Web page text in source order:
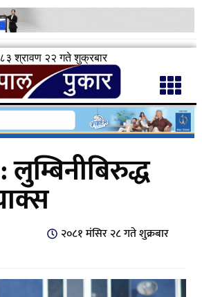
श्रावण २२ गते शुक्रबार
२०८१ मंसिर २८ गते शुक्रबार